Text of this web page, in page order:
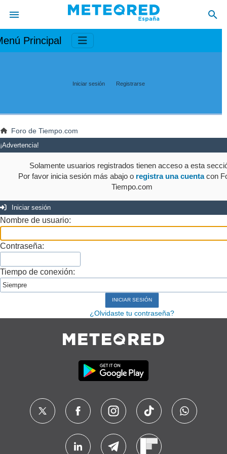
Principal
Iniciar sesión Registrarse
Foro de Tiempo.com
¡Advertencia!
Solamente usuarios registrados tienen acceso a esta
Por favor inicia sesión más abajo o registra una cuentacon
Tiempo.com
Iniciar sesión
Nombre de usuario:
Contraseña:
Tiempo de conexión:
¿Olvidaste tu contraseña?